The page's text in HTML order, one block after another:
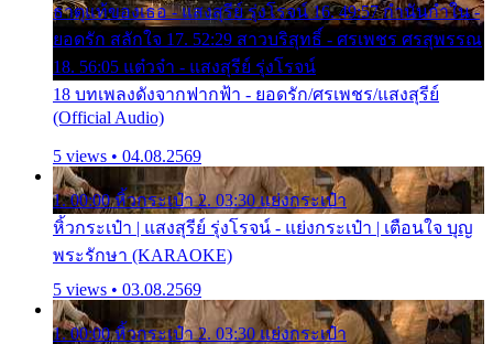
ธาตุแท้ของเธอ - แสงสุรีย์ รุ่งโรจน์ 16. 49:57 กำนันกำใน -
ยอดรัก สลักใจ 17. 52:29 สาวบริสุทธิ์ - ศรเพชร ศรสุพรรณ
18. 56:05 แต๋วจ๋า - แสงสุรีย์ รุ่งโรจน์
18 บทเพลงดังจากฟากฟ้า - ยอดรัก/ศรเพชร/แสงสุรีย์
(Official Audio)
5 views • 04.08.2569
1. 00:00 หิ้วกระเป๋า 2. 03:30 แย่งกระเป๋า
หิ้วกระเป๋า | แสงสุรีย์ รุ่งโรจน์ - แย่งกระเป๋า | เตือนใจ บุญ
พระรักษา (KARAOKE)
5 views • 03.08.2569
1. 00:00 หิ้วกระเป๋า 2. 03:30 แย่งกระเป๋า